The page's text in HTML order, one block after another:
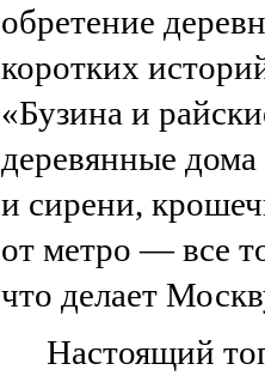
обретение
коротких
«Бузина и
деревянные
и сирени,
от метро — все
что делает
Настоящий